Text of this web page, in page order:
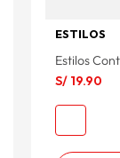
ESTILOS
Estilos
S/ 19.90